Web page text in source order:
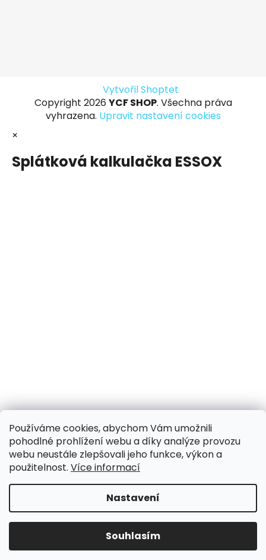
Používáme cookies, abychom Vám umožnili
pohodlné prohlížení webu a díky analýze provozu
webu neustále zlepšovali jeho funkce, výkon a
použitelnost. Více informací
Nastavení
Souhlasím
31.7.-8.8. DOVOLENÁ, objednávky a dotazy vyřídíme
po dovolené. Během dovolené nevyřizujeme
Vytvořil Shoptet
Copyright 2026 YCF SHOP. Všechna práva
vyhrazena. Upravit nastavení cookies
×
Splátková kalkulačka ESSOX